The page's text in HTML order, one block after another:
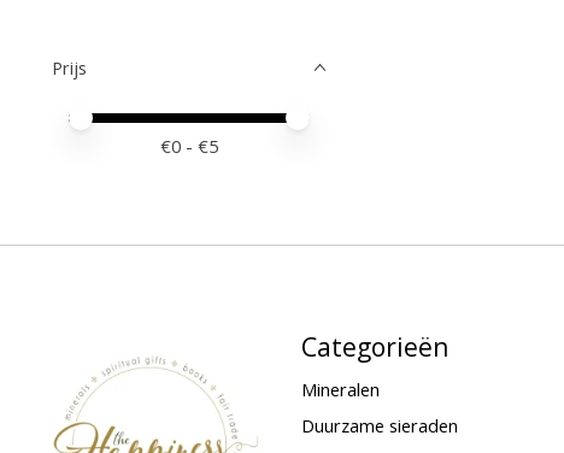
Prijs
Minimale prijswaarde
Price maximum value
€0 - €5
Categorieën
Mineralen
Duurzame sieraden